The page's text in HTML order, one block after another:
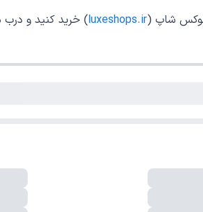
لوکس شاپ (luxeshops.ir) خرید کنید و درب